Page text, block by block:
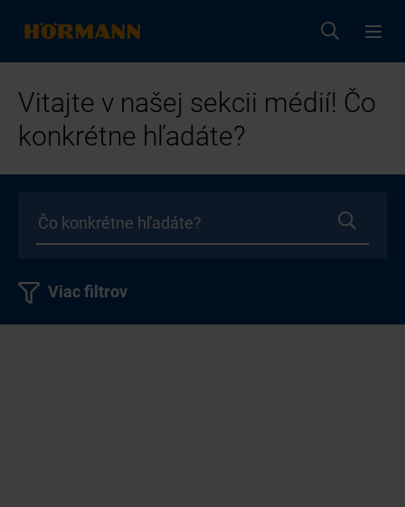
Vitajte v našej sekcii médií! Čo
konkrétne hľadáte?
Viac filtrov